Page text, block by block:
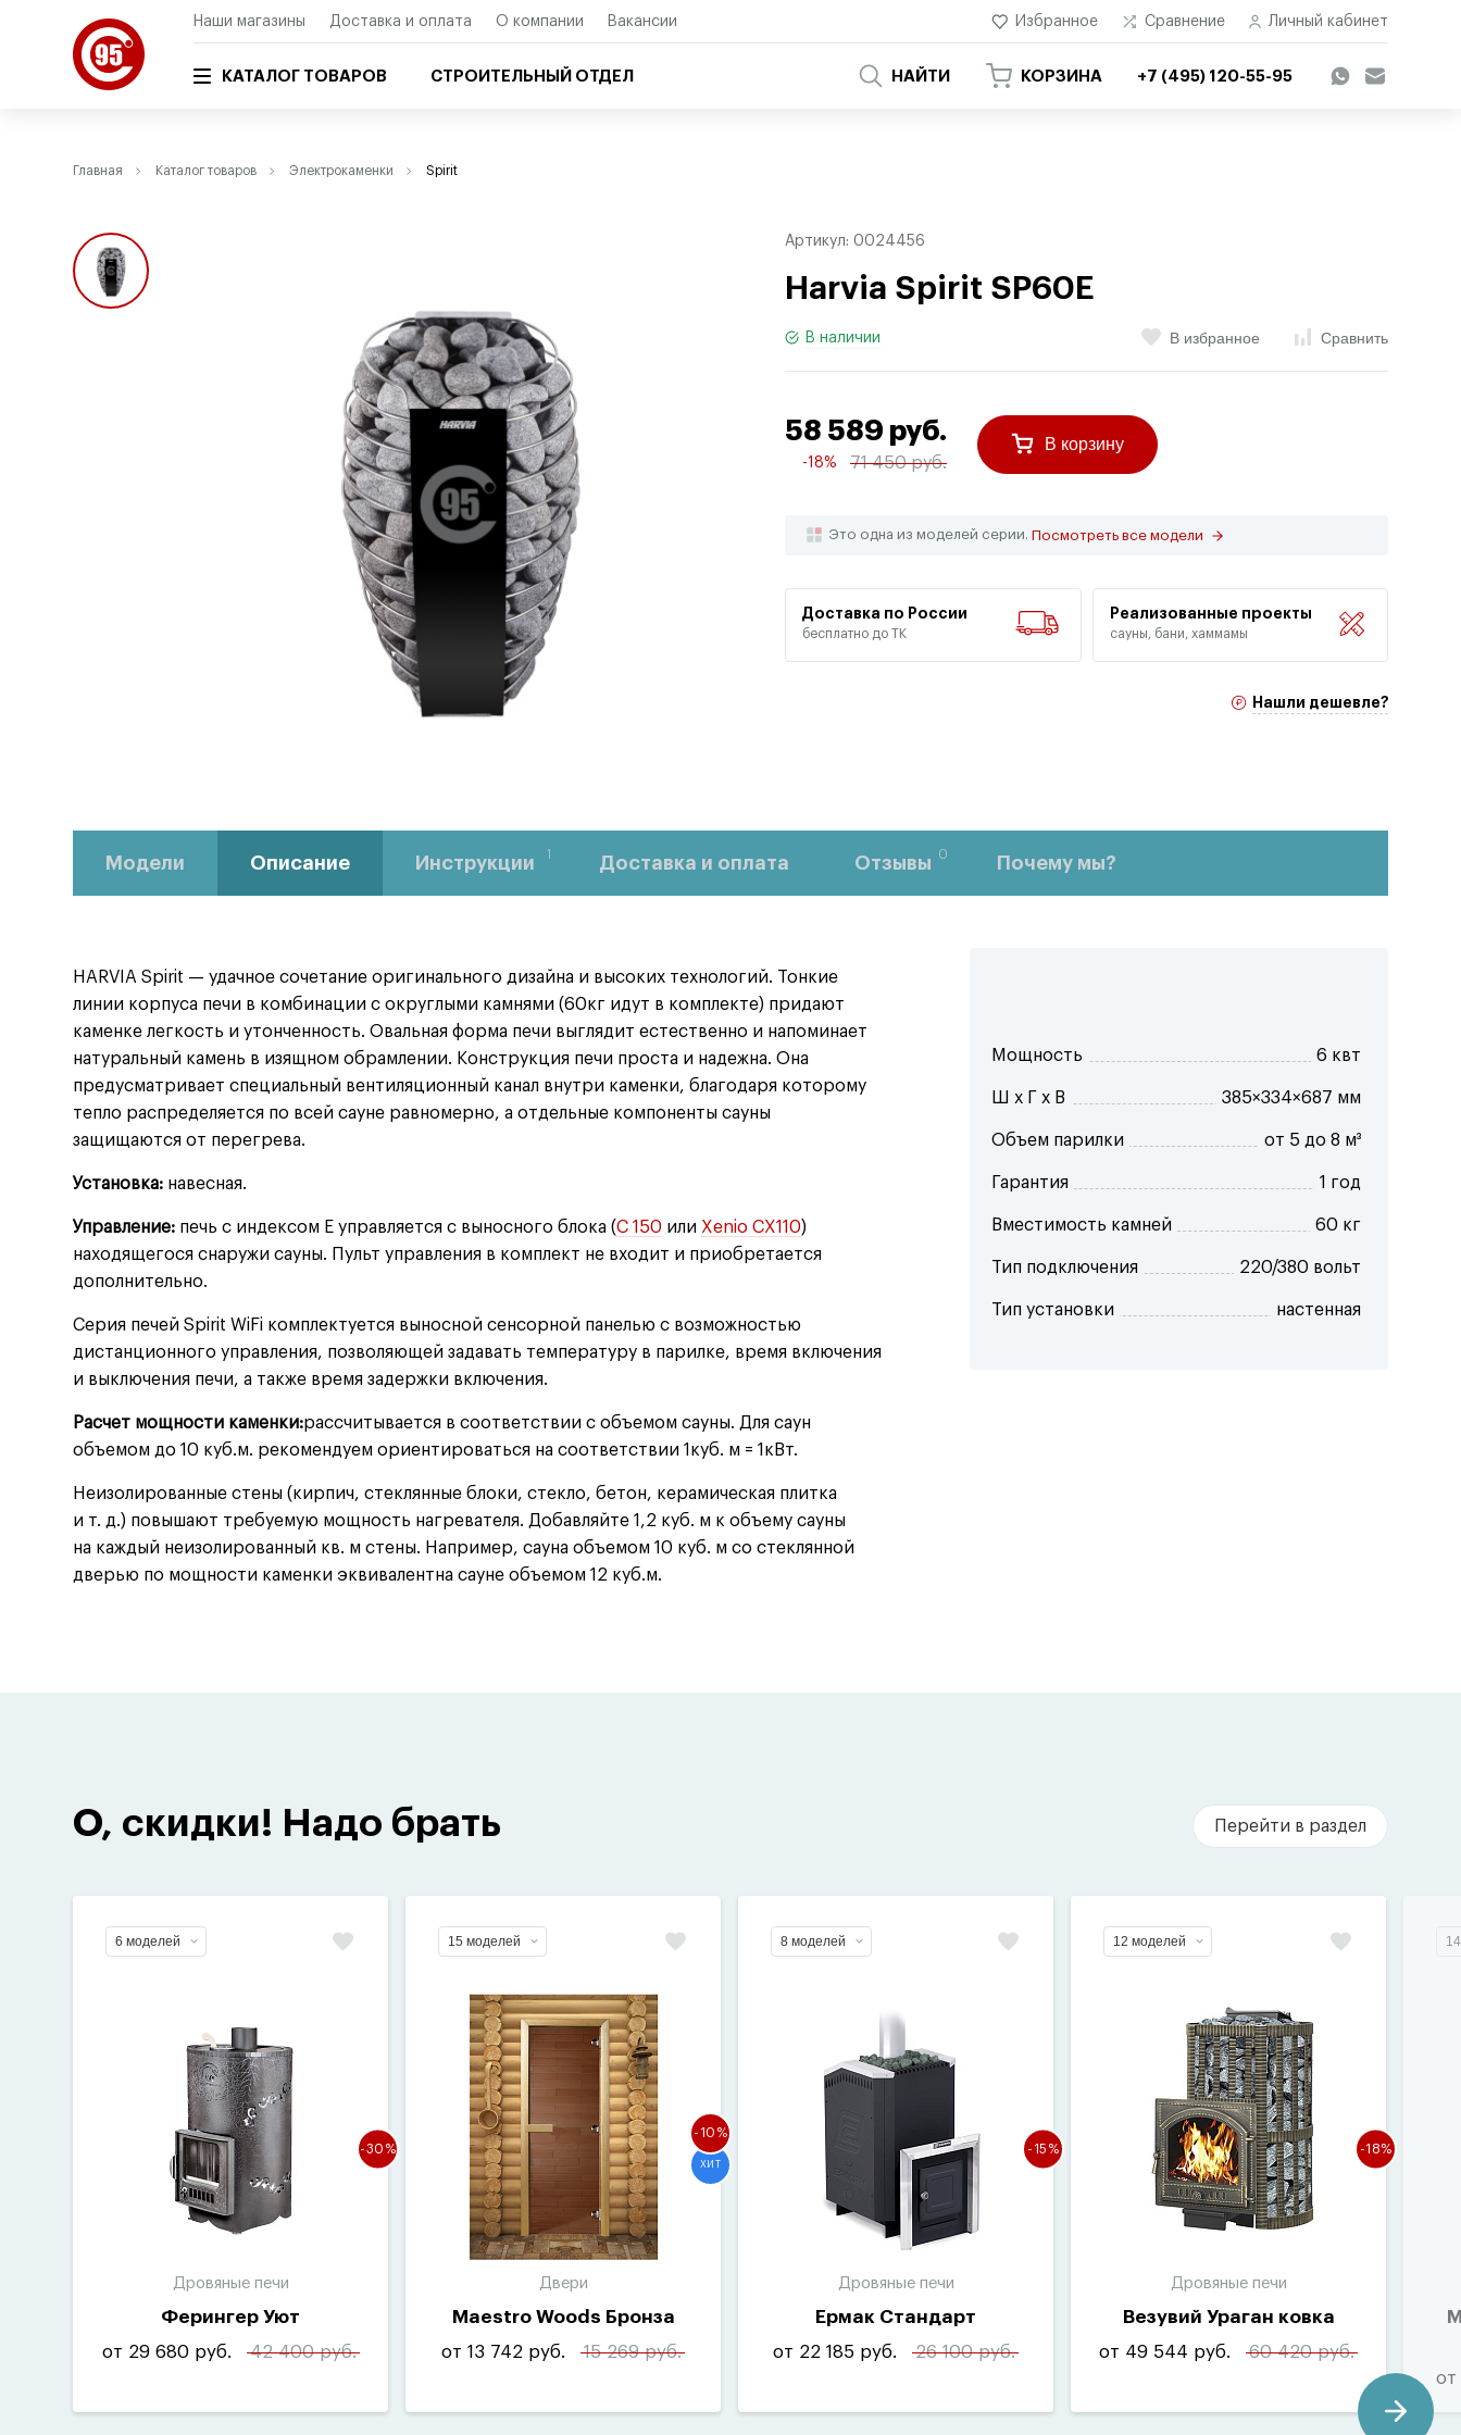
Наши магазины Доставка и оплата О компании Вакансии Избранное Сравнение Личный кабинет
КАТАЛОГ ТОВАРОВ СТРОИТЕЛЬНЫЙ ОТДЕЛ НАЙТИ КОРЗИНА +7 (495) 120-55-95
Главная Каталог товаров Электрокаменки Spirit
Артикул: 0024456
Harvia Spirit SP60E
В наличии В избранное Сравнить
58 589 руб.
-18% 71 450 руб.
В корзину
Это одна из моделей серии. Посмотреть все модели
Доставка по России
бесплатно до ТК
Реализованные проекты
сауны, бани, хаммамы
Нашли дешевле?
Модели Описание Инструкции 1 Доставка и оплата Отзывы 0 Почему мы?
HARVIA Spirit — удачное сочетание оригинального дизайна и высоких технологий. Тонкие
линии корпуса печи в комбинации с округлыми камнями (60кг идут в комплекте) придают
каменке легкость и утонченность. Овальная форма печи выглядит естественно и напоминает
натуральный камень в изящном обрамлении. Конструкция печи проста и надежна. Она
предусматривает специальный вентиляционный канал внутри каменки, благодаря которому
тепло распределяется по всей сауне равномерно, а отдельные компоненты сауны
защищаются от перегрева.
Установка: навесная.
Управление: печь с индексом Е управляется с выносного блока (C 150 или Xenio CX110)
находящегося снаружи сауны. Пульт управления в комплект не входит и приобретается
дополнительно.
Серия печей Spirit WiFi комплектуется выносной сенсорной панелью с возможностью
дистанционного управления, позволяющей задавать температуру в парилке, время включения
и выключения печи, а также время задержки включения.
Расчет мощности каменки:рассчитывается в соответствии с объемом сауны. Для саун
объемом до 10 куб.м. рекомендуем ориентироваться на соответствии 1куб. м = 1кВт.
Неизолированные стены (кирпич, стеклянные блоки, стекло, бетон, керамическая плитка
и т. д.) повышают требуемую мощность нагревателя. Добавляйте 1,2 куб. м к объему сауны
на каждый неизолированный кв. м стены. Например, сауна объемом 10 куб. м со стеклянной
дверью по мощности каменки эквивалентна сауне объемом 12 куб.м.
Мощность 6 квт
Ш x Г x В 385×334×687 мм
Объем парилки от 5 до 8 м³
Гарантия 1 год
Вместимость камней 60 кг
Тип подключения 220/380 вольт
Тип установки настенная
О, скидки! Надо брать Перейти в раздел
6 моделей
-30%
Дровяные печи
Ферингер Уют
от 29 680 руб.
42 400 руб.
15 моделей
-10%
ХИТ
Двери
Maestro Woods Бронза
от 13 742 руб.
15 269 руб.
8 моделей
-15%
Дровяные печи
Ермак Стандарт
от 22 185 руб.
26 100 руб.
12 моделей
-18%
Дровяные печи
Везувий Ураган ковка
от 49 544 руб.
60 420 руб.
от